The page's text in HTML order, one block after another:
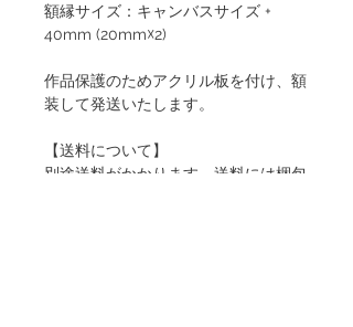
額縁サイズ：キャンバスサイズ +
40mm (20mm☓2)
作品保護のためアクリル板を付け、額
装して発送いたします。
【送料について】
別途送料がかかります。送料には梱包